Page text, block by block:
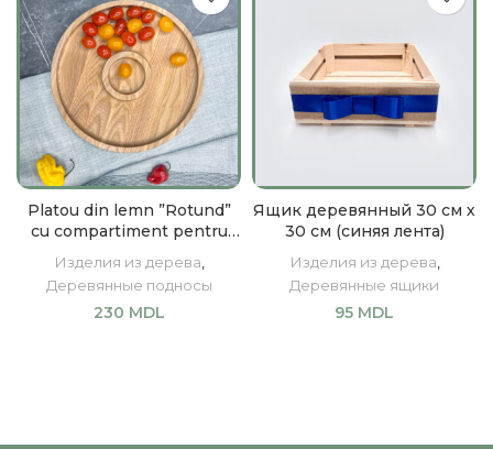
Platou din lemn ”Rotund”
cu compartiment pentru
Изделия из дерева,
Деревянные подносы
230 MDL
Ящик деревянный 30 см х
30 см (синяя лента)
Изделия из дерева,
Деревянные ящики
95 MDL